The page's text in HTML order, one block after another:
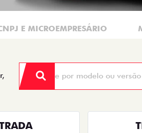
E MICROEMPRESÁRIO